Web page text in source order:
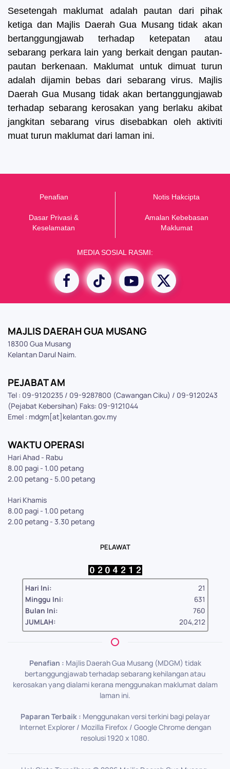
Sesetengah maklumat adalah pautan dari pihak
ketiga dan Majlis Daerah Gua Musang tidak akan
bertanggungjawab terhadap ketepatan atau
sebarang perkara lain yang berkait dengan pautan-
pautan berkenaan. Maklumat untuk dimuat turun
adalah dijamin bebas dari sebarang virus. Majlis
Daerah Gua Musang tidak akan bertanggungjawab
terhadap sebarang kerosakan yang berlaku akibat
jangkitan sebarang virus disebabkan oleh aktiviti
muat turun maklumat dari laman ini.
Penafian
Dasar Privasi &
Keselamatan
Notis Hakcipta
Amalan Kebebasan
Maklumat
MEDIA SOSIAL RASMI:
MAJLIS DAERAH GUA MUSANG
18300 Gua Musang
Kelantan Darul Naim.
PEJABAT AM
Tel : 09-9120235 / 09-9287800 (Cawangan Ciku) / 09-9120243
(Pejabat Kebersihan) Faks: 09-9121044
Emel : mdgm[at]kelantan.gov.my
WAKTU OPERASI
Hari Ahad - Rabu
8.00 pagi - 1.00 petang
2.00 petang - 5.00 petang
Hari Khamis
8.00 pagi - 1.00 petang
2.00 petang - 3.30 petang
PELAWAT
Hari Ini:
21
Minggu Ini:
631
Bulan Ini:
760
JUMLAH:
204,212
Penafian : Majlis Daerah Gua Musang (MDGM) tidak
bertanggungjawab terhadap sebarang kehilangan atau
kerosakan yang dialami kerana menggunakan maklumat dalam
laman ini.
Paparan Terbaik : Menggunakan versi terkini bagi pelayar
Internet Explorer / Mozilla Firefox / Google Chrome dengan
resolusi 1920 x 1080.